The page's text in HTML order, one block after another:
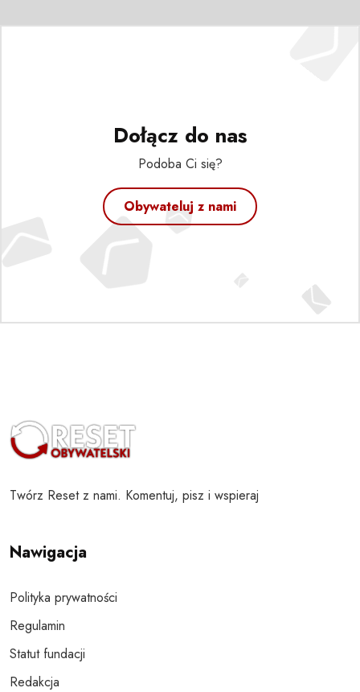
Dołącz do nas
Podoba Ci się?
Obywateluj z nami
Twórz Reset z nami. Komentuj, pisz i wspieraj
Nawigacja
Polityka prywatności
Regulamin
Statut fundacji
Redakcja